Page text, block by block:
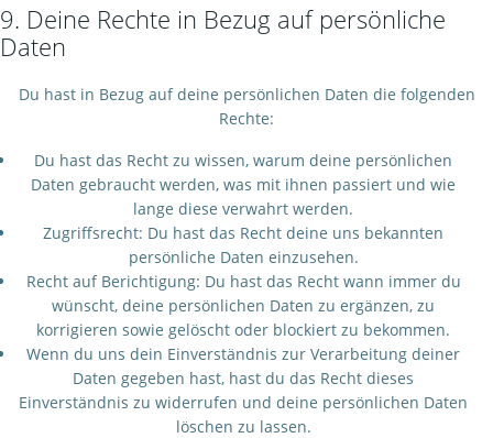
9. Deine Rechte in Bezug auf persönliche
Daten
Du hast in Bezug auf deine persönlichen Daten die folgenden
Rechte:
Du hast das Recht zu wissen, warum deine persönlichen
Daten gebraucht werden, was mit ihnen passiert und wie
lange diese verwahrt werden.
Zugriffsrecht: Du hast das Recht deine uns bekannten
persönliche Daten einzusehen.
Recht auf Berichtigung: Du hast das Recht wann immer du
wünscht, deine persönlichen Daten zu ergänzen, zu
korrigieren sowie gelöscht oder blockiert zu bekommen.
Wenn du uns dein Einverständnis zur Verarbeitung deiner
Daten gegeben hast, hast du das Recht dieses
Einverständnis zu widerrufen und deine persönlichen Daten
löschen zu lassen.